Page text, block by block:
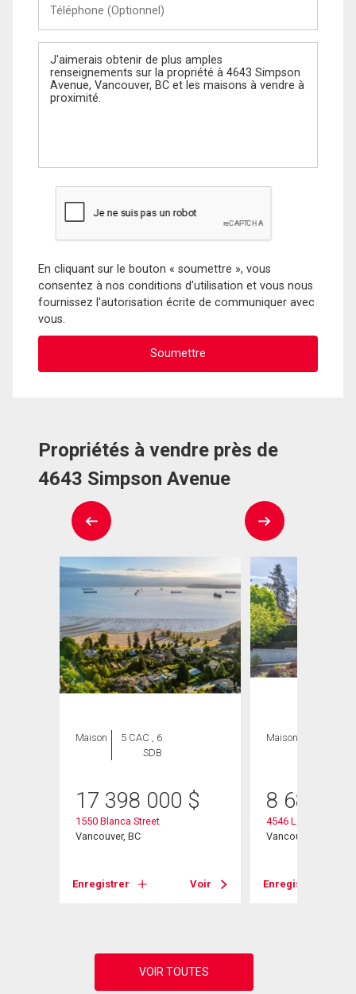
(Optionnel)
Message
En cliquant sur le bouton « soumettre », vous
consentez à nos conditions d'utilisation et vous nous
fournissez l'autorisation écrite de communiquer avec
vous.
Propriétés à vendre près de
4643 Simpson Avenue
Maison
5 CAC , 6
SDB
17 398 000 $
1550 Blanca Street
Vancouver, BC
Enregistrer Voir
Maison
8 680
4546 Langara
Vancouver, BC
Enregistrer